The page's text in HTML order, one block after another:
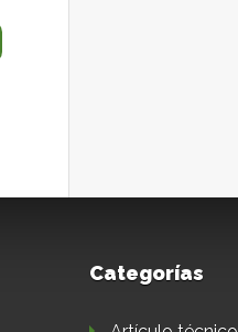
Categorías